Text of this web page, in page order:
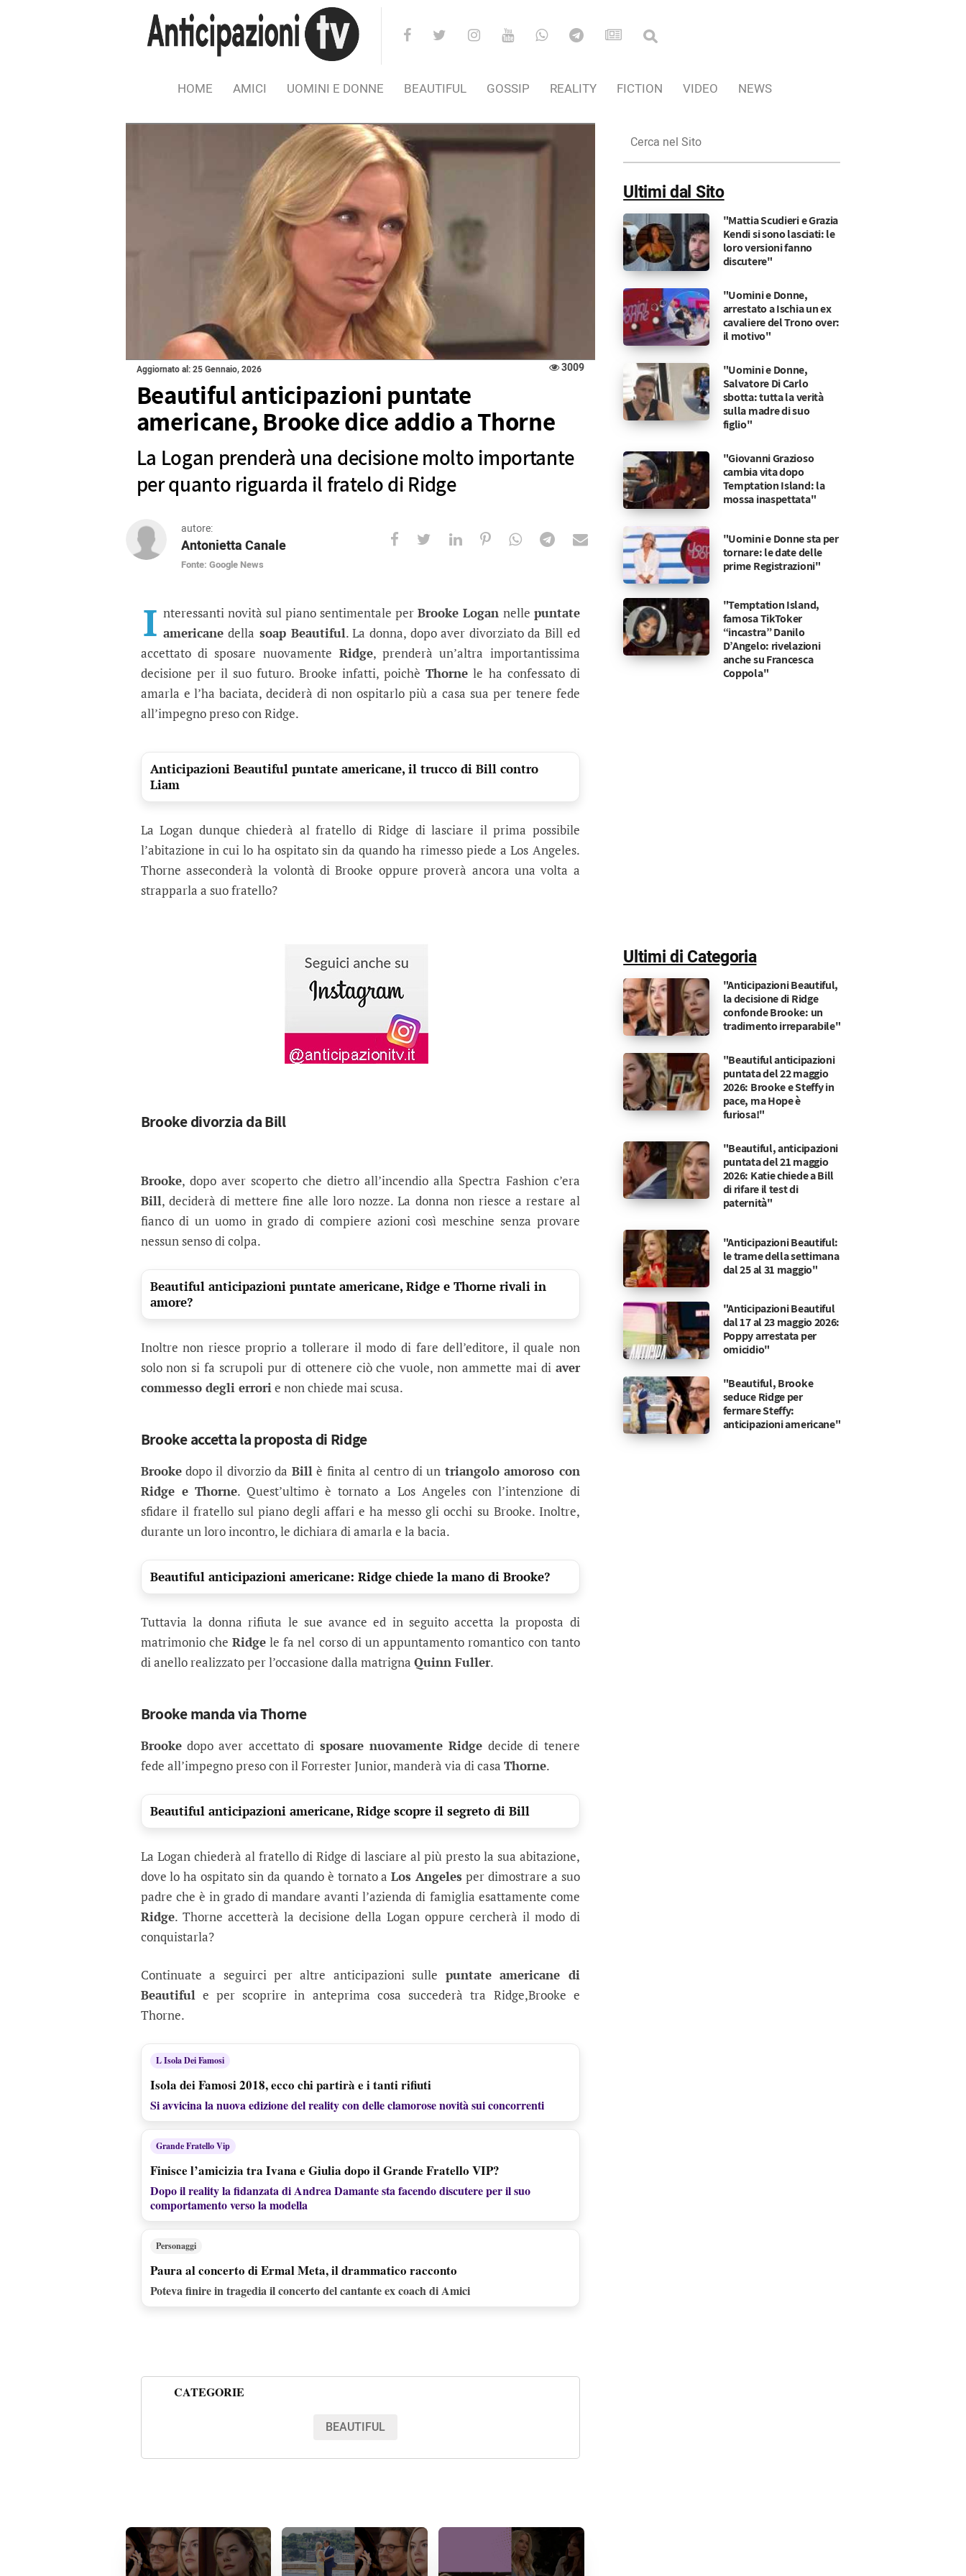
HOME AMICI UOMINI E DONNE BEAUTIFUL GOSSIP REALITY FICTION VIDEO NEWS
Aggiornato al: 25 Gennaio, 2026 3009
Beautiful anticipazioni puntate
americane, Brooke dice addio a Thorne
La Logan prenderà una decisione molto importante
per quanto riguarda il fratelo di Ridge
autore:
Antonietta Canale
Fonte: Google News
Beautiful anticipazioni puntate americane, Brooke dice addio a Thorne
La Logan prenderà una decisione molto importante per quanto riguarda il fratelo di Ridge
I nteressanti novità sul piano sentimentale perBrooke Logan nelle puntate
americanedella soap Beautiful. La donna, dopo aver divorziato da Bill ed
accettato di sposare nuovamente Ridge, prenderà un’altra importantissima
decisione per il suo futuro. Brooke infatti, poichèThorne le ha confessato di
amarla e l’ha baciata, deciderà di non ospitarlo più a casa sua per tenere fede
all’impegno preso con Ridge.
Anticipazioni Beautiful puntate americane, il trucco di Bill contro
Liam
La Logan dunque chiederà al fratello di Ridge di lasciare il prima possibile
l’abitazione in cui lo ha ospitato sin da quando ha rimesso piede a Los Angeles.
Thorne asseconderà la volontà di Brooke oppure proverà ancora una volta a
strapparla a suo fratello?
Brooke divorzia da Bill
Brooke, dopo aver scoperto che dietro all’incendio alla Spectra Fashion c’era
Bill, deciderà di mettere fine alle loro nozze. La donna non riesce a restare al
fianco di un uomo in grado di compiere azioni così meschine senza provare
nessun senso di colpa.
Beautiful anticipazioni puntate americane, Ridge e Thorne rivali in
amore?
Inoltre non riesce proprio a tollerare il modo di fare dell’editore, il quale non
solo non si fa scrupoli pur di ottenere ciò che vuole, non ammette mai di aver
commesso degli errorie non chiede mai scusa.
Brooke accetta la proposta di Ridge
Brookedopo il divorzio da Billè finita al centro di un triangolo amoroso con
Ridge e Thorne. Quest’ultimo è tornato a Los Angeles con l’intenzione di
sfidare il fratello sul piano degli affari e ha messo gli occhi su Brooke. Inoltre,
durante un loro incontro, le dichiara di amarla e la bacia.
Beautiful anticipazioni americane: Ridge chiede la mano di Brooke?
Tuttavia la donna rifiuta le sue avance ed in seguito accetta la proposta di
matrimonio che Ridgele fa nel corso di un appuntamento romantico con tanto
di anello realizzato per l’occasione dalla matrigna Quinn Fuller.
Brooke manda via Thorne
Brookedopo aver accettato di sposare nuovamente Ridge decide di tenere
fede all’impegno preso con il Forrester Junior, manderà via di casa Thorne.
Beautiful anticipazioni americane, Ridge scopre il segreto di Bill
La Logan chiederà al fratello di Ridge di lasciare al più presto la sua abitazione,
dove lo ha ospitato sin da quando è tornato aLos Angeles per dimostrare a suo
padre che è in grado di mandare avanti l’azienda di famiglia esattamente come
Ridge. Thorne accetterà la decisione della Logan oppure cercherà il modo di
conquistarla?
Continuate a seguirci per altre anticipazioni sulle puntate americane di
Beautifule per scoprire in anteprima cosa succederà tra Ridge,Brooke e
Thorne.
L Isola Dei Famosi
Isola dei Famosi 2018, ecco chi partirà e i tanti rifiuti
Si avvicina la nuova edizione del reality con delle clamorose novità sui concorrenti
Grande Fratello Vip
Finisce l’amicizia tra Ivana e Giulia dopo il Grande Fratello VIP?
Dopo il reality la fidanzata di Andrea Damante sta facendo discutere per il suo
comportamento verso la modella
Personaggi
Paura al concerto di Ermal Meta, il drammatico racconto
Poteva finire in tragedia il concerto del cantante ex coach di Amici
CATEGORIE
BEAUTIFUL
nel
Sito
Ultimi dal Sito
"Mattia Scudieri e Grazia
Kendi si sono lasciati: le
loro versioni fanno
discutere"
"Uomini e Donne,
arrestato a Ischia un ex
cavaliere del Trono over:
il motivo"
"Uomini e Donne,
Salvatore Di Carlo
sbotta: tutta la verità
sulla madre di suo
figlio"
"Giovanni Grazioso
cambia vita dopo
Temptation Island: la
mossa inaspettata"
"Uomini e Donne sta per
tornare: le date delle
prime Registrazioni"
"Temptation Island,
famosa TikToker
“incastra” Danilo
D’Angelo: rivelazioni
anche su Francesca
Coppola"
Ultimi di Categoria
"Anticipazioni Beautiful,
la decisione di Ridge
confonde Brooke: un
tradimento irreparabile"
"Beautiful anticipazioni
puntata del 22 maggio
2026: Brooke e Steffy in
pace, ma Hope è
furiosa!"
"Beautiful, anticipazioni
puntata del 21 maggio
2026: Katie chiede a Bill
di rifare il test di
paternità"
"Anticipazioni Beautiful:
le trame della settimana
dal 25 al 31 maggio"
"Anticipazioni Beautiful
dal 17 al 23 maggio 2026:
Poppy arrestata per
omicidio"
"Beautiful, Brooke
seduce Ridge per
fermare Steffy:
anticipazioni americane"